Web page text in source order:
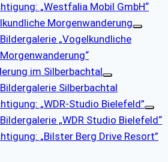
„Westfalia Mobil GmbH“
Morgenwanderung
Bildergalerie „Vogelkundliche
Morgenwanderung“
im Silberbachtal
Bildergalerie Silberbachtal
„WDR-Studio Bielefeld”
Bildergalerie „WDR Studio Bielefeld“
„Bilster Berg Drive Resort”